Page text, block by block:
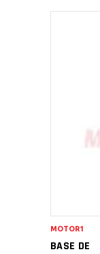
BASE DE
MOTOR1